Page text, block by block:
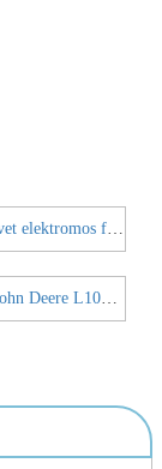
Le lehet nyírni a nedves füvet elektromos fűnyíróval?
Hogyan : telepítése a Belt John Deere L100 Fűnyíró